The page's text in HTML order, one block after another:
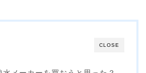
CLOSE